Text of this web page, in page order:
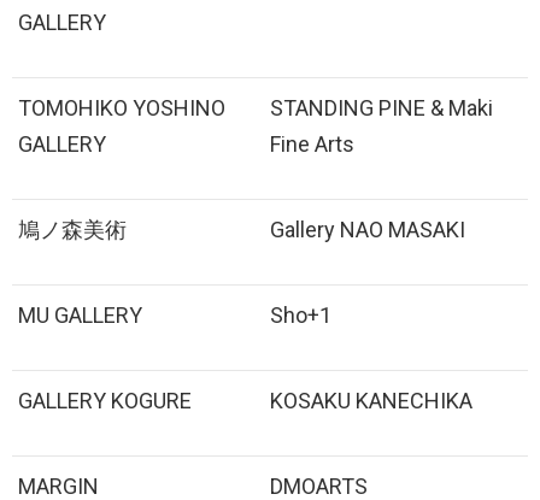
GALLERY
TOMOHIKO YOSHINO
GALLERY
STANDING PINE & Maki
Fine Arts
鳩ノ森美術 Gallery NAO MASAKI
MU GALLERY Sho+1
GALLERY KOGURE KOSAKU KANECHIKA
MARGIN DMOARTS